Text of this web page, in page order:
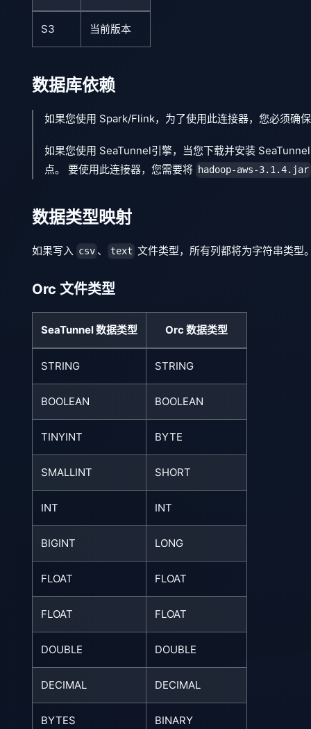
S3 当前版本
数据库依赖
如果您使用 Spark/Flink，为了使用此连接器，您必须确
如果您使用 SeaTunnel引擎，当您下载并安装
点。 要使用此连接器，您需要将 hadoop-aws-3.1.4.jar
数据类型映射
如果写入 csv 、 text 文件类型，所有列都将为字符串类型
Orc 文件类型
SeaTunnel 数据类型 Orc 数据类型
STRING STRING
BOOLEAN BOOLEAN
TINYINT BYTE
SMALLINT SHORT
INT INT
BIGINT LONG
FLOAT FLOAT
FLOAT FLOAT
DOUBLE DOUBLE
DECIMAL DECIMAL
BYTES BINARY